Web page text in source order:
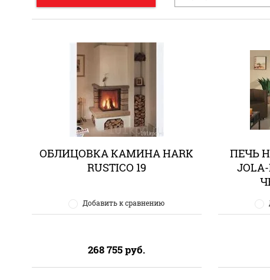
ОБЛИЦОВКА КАМИНА HARK
RUSTICO 19
Добавить к сравнению
268 755руб.
ПЕЧЬ